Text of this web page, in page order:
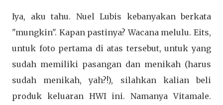
Iya, aku tahu. Nuel Lubis kebanyakan berkata
"mungkin". Kapan pastinya? Wacana melulu. Eits,
untuk foto pertama di atas tersebut, untuk yang
sudah memiliki pasangan dan menikah (harus
sudah menikah, yah?!), silahkan kalian beli
produk keluaran HWI ini. Namanya Vitamale.